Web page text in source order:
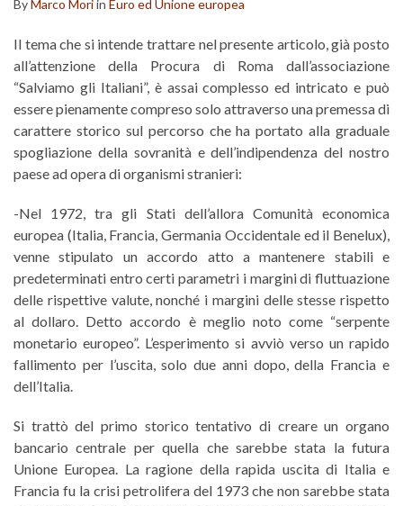
ByMarco Moriin Euro ed Unione europea
Il tema che si intende trattare nel presente articolo, già posto
all’attenzione della Procura di Roma dall’associazione
“Salviamo gli Italiani”, è assai complesso ed intricato e può
essere pienamente compreso solo attraverso una premessa di
carattere storico sul percorso che ha portato alla graduale
spogliazione della sovranità e dell’indipendenza del nostro
paese ad opera di organismi stranieri:
-Nel 1972, tra gli Stati dell’allora Comunità economica
europea (Italia, Francia, Germania Occidentale ed il Benelux),
venne stipulato un accordo atto a mantenere stabili e
predeterminati entro certi parametri i margini di fluttuazione
delle rispettive valute, nonché i margini delle stesse rispetto
al dollaro. Detto accordo è meglio noto come “serpente
monetario europeo”. L’esperimento si avviò verso un rapido
fallimento per l’uscita, solo due anni dopo, della Francia e
dell’Italia.
Si trattò del primo storico tentativo di creare un organo
bancario centrale per quella che sarebbe stata la futura
Unione Europea. La ragione della rapida uscita di Italia e
Francia fu la crisi petrolifera del 1973 che non sarebbe stata